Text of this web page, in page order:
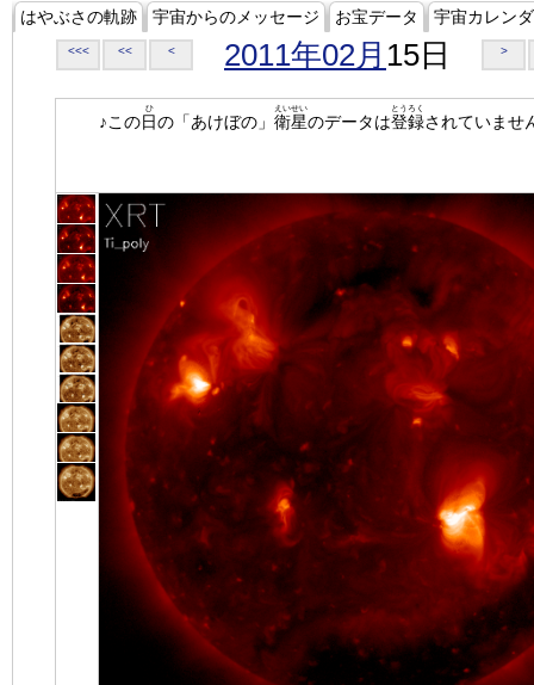
はやぶさの軌跡 宇宙からのメッセージ お宝データ 宇宙カレン
<<< << < 2011年02月 15日 >
♪この日
ひ
の「あけぼの」 衛星
えいせい
のデータは登録
とうろく
されていませ